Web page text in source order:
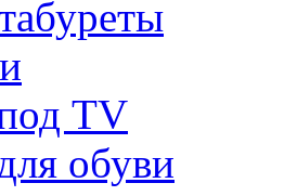
TV
обуви